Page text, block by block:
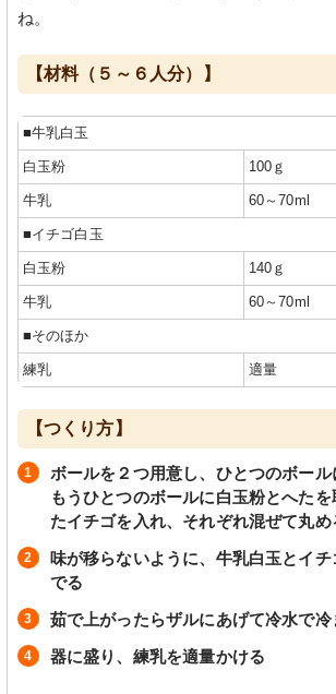
ね。
【材料（５～６人分）】
■牛乳白玉
白玉粉 100ｇ
牛乳 60～70ml
■イチゴ白玉
白玉粉 140ｇ
牛乳 60～70ml
■そのほか
練乳 適量
【つくり方】
ボールを２つ用意し、ひとつのボール
もうひとつのボールに白玉粉とへた
たイチゴを入れ、それぞれ混ぜて丸め
味が移らないように、牛乳白玉とイ
でる
茹で上がったらザルにあげて冷水で冷
器に盛り、練乳を適量かける